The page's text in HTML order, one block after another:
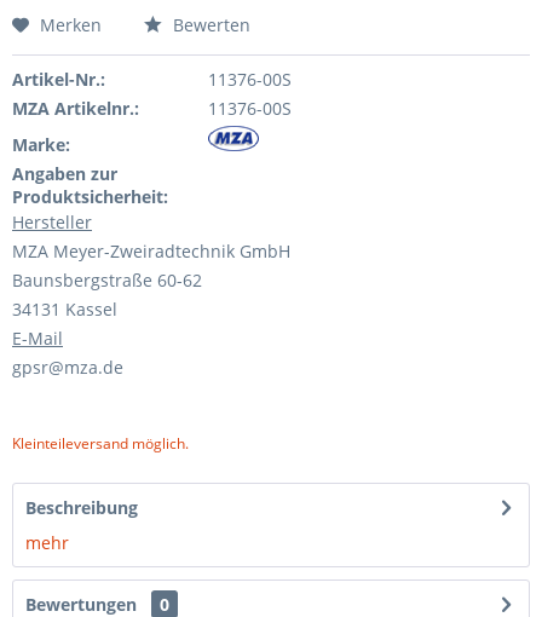
Merken Bewerten
Artikel-Nr.:
11376-00S
MZA Artikelnr.:
11376-00S
Marke:
Angaben zur
Produktsicherheit:
Hersteller
MZA Meyer-Zweiradtechnik GmbH
Baunsbergstraße 60-62
34131 Kassel
E-Mail
gpsr@mza.de
Kleinteileversand möglich.
Beschreibung
mehr
Bewertungen
0